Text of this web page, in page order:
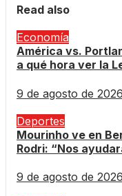
Read also
Economía
América vs.
a qué hora ver la
9 de agosto de 2026
Deportes
Mourinho ve en
Rodri: “Nos
9 de agosto de 2026